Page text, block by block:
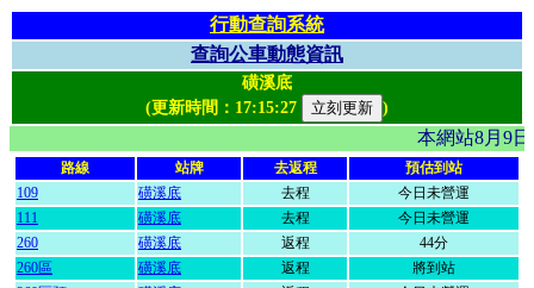
行動查詢系統
查詢公車動態資訊
磺溪底
(更新時間： 17:15:27 )
本網站8月9
路線 站牌 去返程
預估到站
109
磺溪底 去程
今日未營運
111
磺溪底 去程
今日未營運
260
磺溪底 返程
44分
260區
磺溪底 返程
將到站